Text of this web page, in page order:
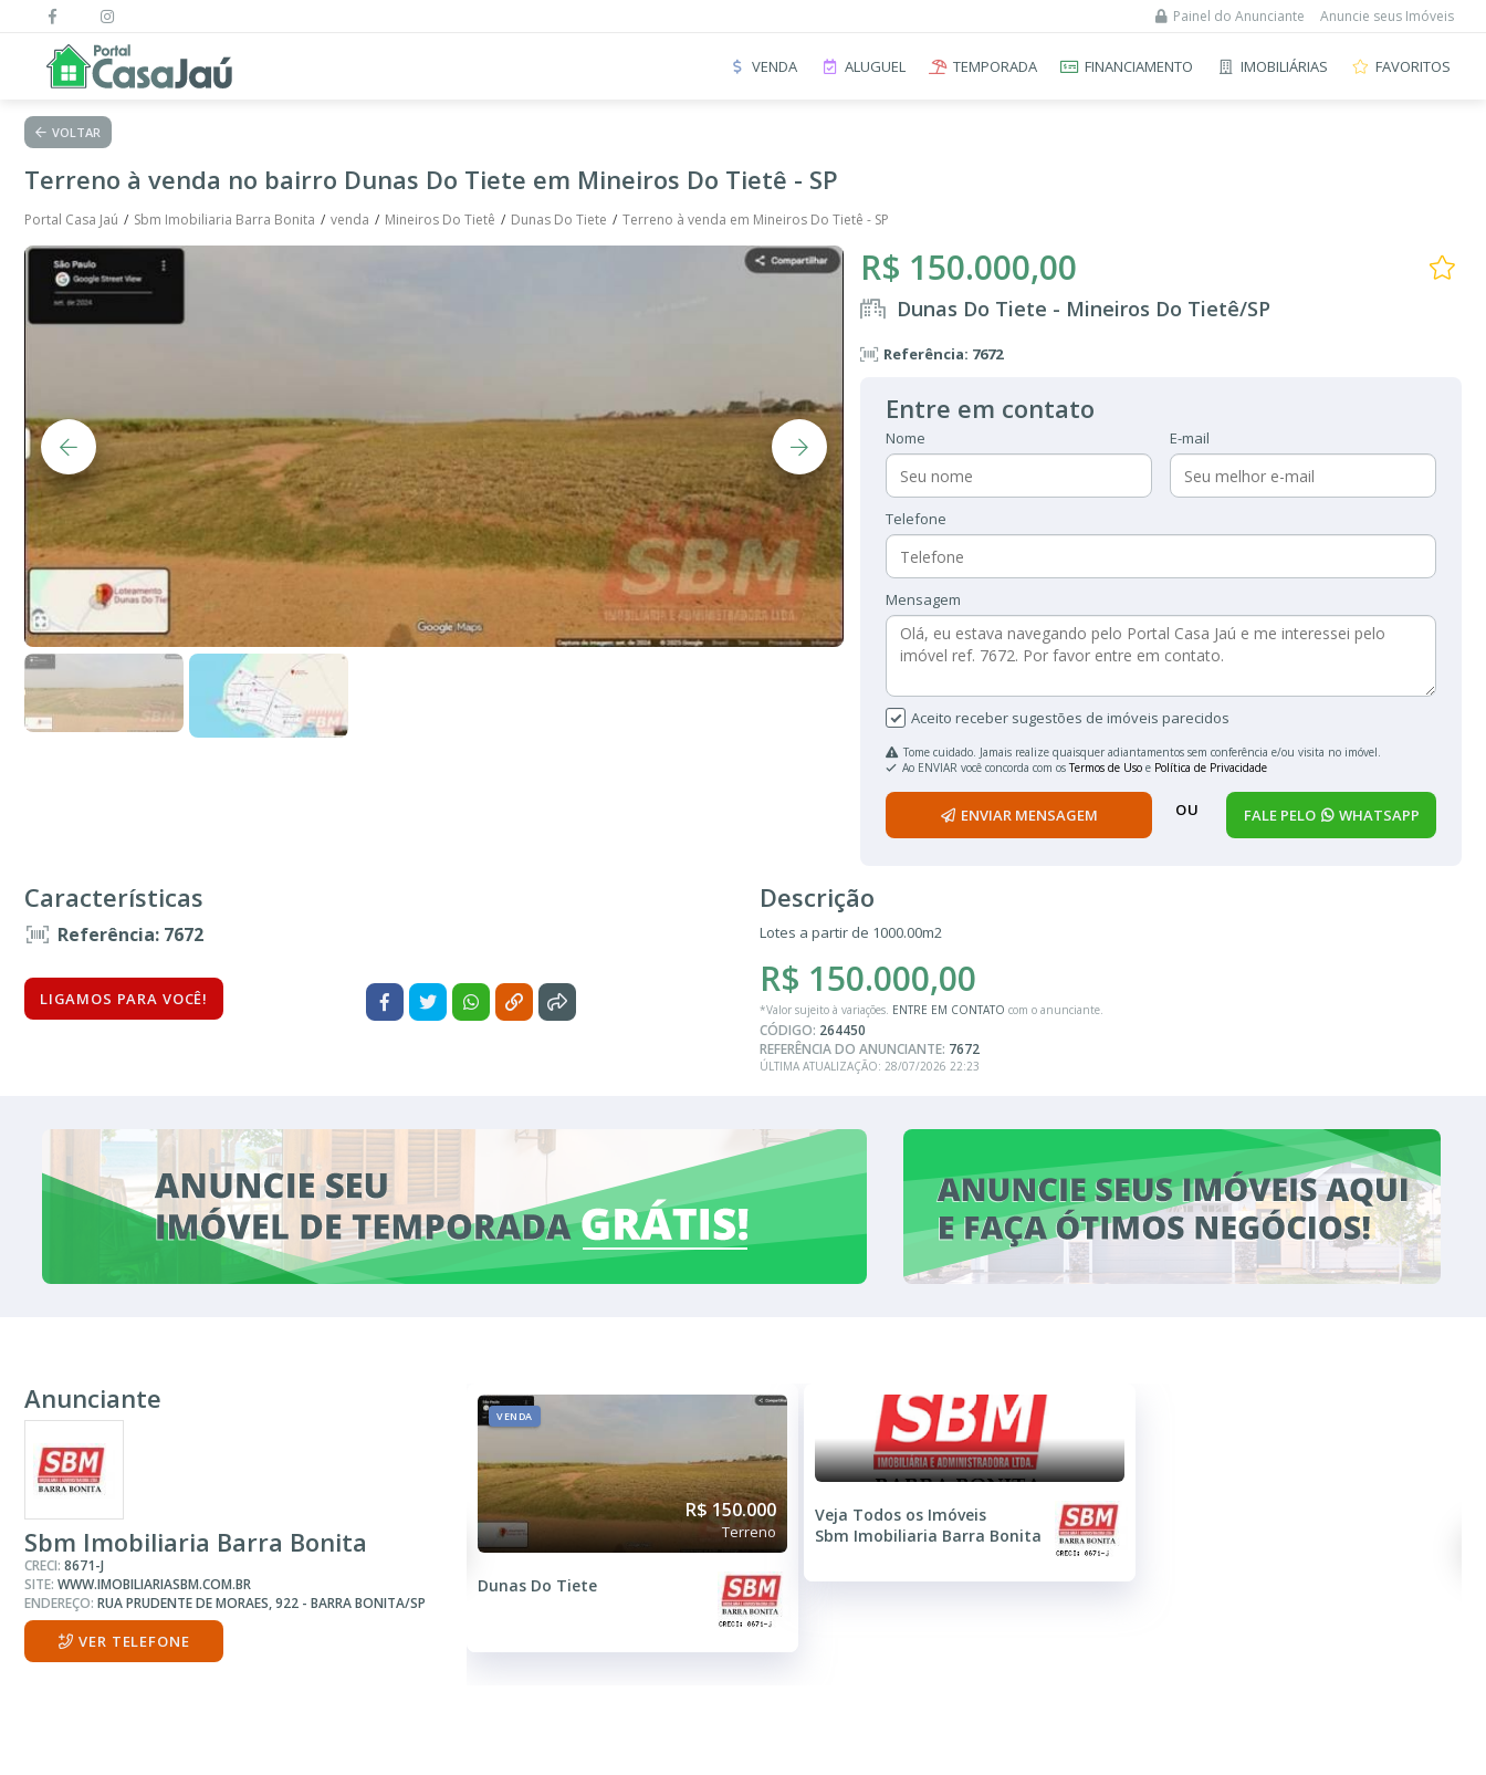
Painel do Anunciante Anuncie seus Imóveis
VENDA ALUGUEL TEMPORADA FINANCIAMENTO IMOBILIÁRIAS FAVORITOS
VOLTAR
Terreno à venda no bairro Dunas Do Tiete em Mineiros Do Tietê - SP
Portal Casa Jaú Sbm Imobiliaria Barra Bonita venda Mineiros Do Tietê Dunas Do Tiete Terreno à venda em Mineiros Do Tietê - SP
R$ 150.000,00
Dunas Do Tiete - Mineiros Do Tietê/SP
Referência: 7672
Entre em contato
Nome E-mail
Telefone
Mensagem
Aceito receber sugestões de imóveis parecidos
Tome cuidado. Jamais realize quaisquer adiantamentos sem conferência e/ou visita no imóvel.
Ao ENVIAR você concorda com osTermos de Uso e Política de Privacidade
ENVIAR MENSAGEM OU FALE PELO WHATSAPP
Características
Referência: 7672
LIGAMOS PARA VOCÊ!
Descrição
Lotes a partir de 1000.00m2
R$ 150.000,00
*Valor sujeito à variações. ENTRE EM CONTATO com o anunciante.
CÓDIGO: 264450
REFERÊNCIA DO ANUNCIANTE: 7672
ÚLTIMA ATUALIZAÇÃO: 28/07/2026 22:23
Anunciante
Sbm Imobiliaria Barra Bonita
CRECI: 8671-J
SITE: WWW.IMOBILIARIASBM.COM.BR
ENDEREÇO: RUA PRUDENTE DE MORAES, 922 - BARRA BONITA/SP
VER TELEFONE
VENDA
R$ 150.000
Terreno
Dunas Do Tiete
Veja Todos os Imóveis
Sbm Imobiliaria Barra Bonita